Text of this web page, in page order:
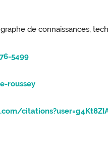
de connaissances,
5499
roussey